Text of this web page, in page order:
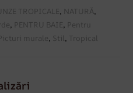
TROPICALE, NATURĂ,
, PENTRU BAIE, Pentru
Picturi murale, Stil, Tropical